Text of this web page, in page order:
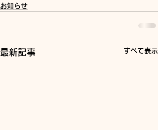
お知らせ
最新記事 すべて表示